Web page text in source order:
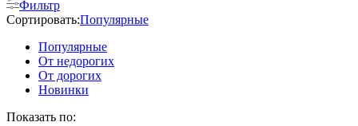
Фильтр
Сортировать:Популярные
Популярные
От недорогих
От дорогих
Новинки
Показать по: